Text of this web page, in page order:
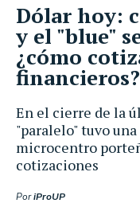
En el cierre de la
"paralelo" tuvo una
microcentro
cotizaciones
PoriProUP
Dólar hoy:
y el "blue"
¿cómo
financieros?